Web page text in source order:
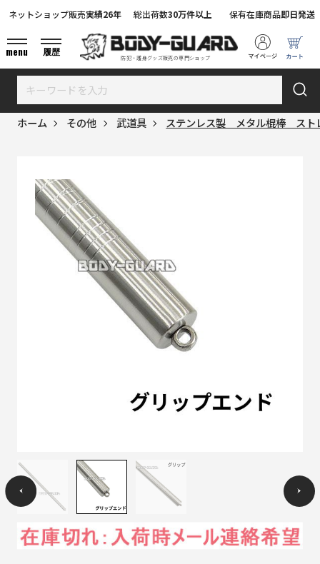
防犯・護身グッズ販売の専門ショップ
ネットショップ販売実績26年 総出荷数30万件以上 保有在庫商品即日発送
menu 履歴
ホーム その他 武道具 ステンレス製 メタル棍棒 ス